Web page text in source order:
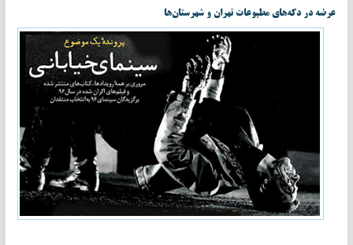
عرضه در دکه‌های مطبوعات تهران و شهرستان‌ها